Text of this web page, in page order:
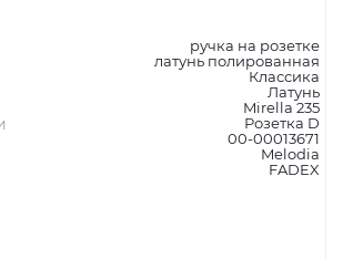
ручка на розетке
латунь полированная
Классика
Латунь
Mirella 235
Розетка D
00-00013671
Melodia
FADEX